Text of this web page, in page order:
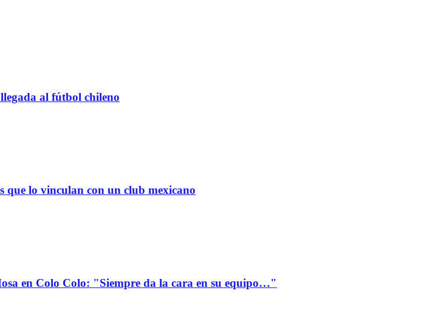
al fútbol chileno
que lo vinculan con un club mexicano
en Colo Colo: "Siempre da la cara en su equipo…"